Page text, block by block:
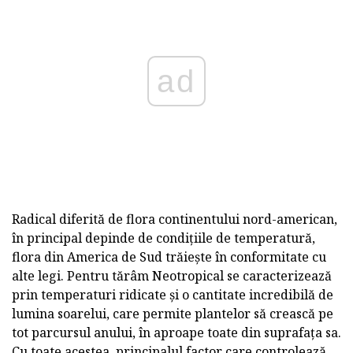
ad
Radical diferită de flora continentului nord-american,
în principal depinde de condițiile de temperatură,
flora din America de Sud trăiește în conformitate cu
alte legi. Pentru tărâm Neotropical se caracterizează
prin temperaturi ridicate și o cantitate incredibilă de
lumina soarelui, care permite plantelor să crească pe
tot parcursul anului, în aproape toate din suprafața sa.